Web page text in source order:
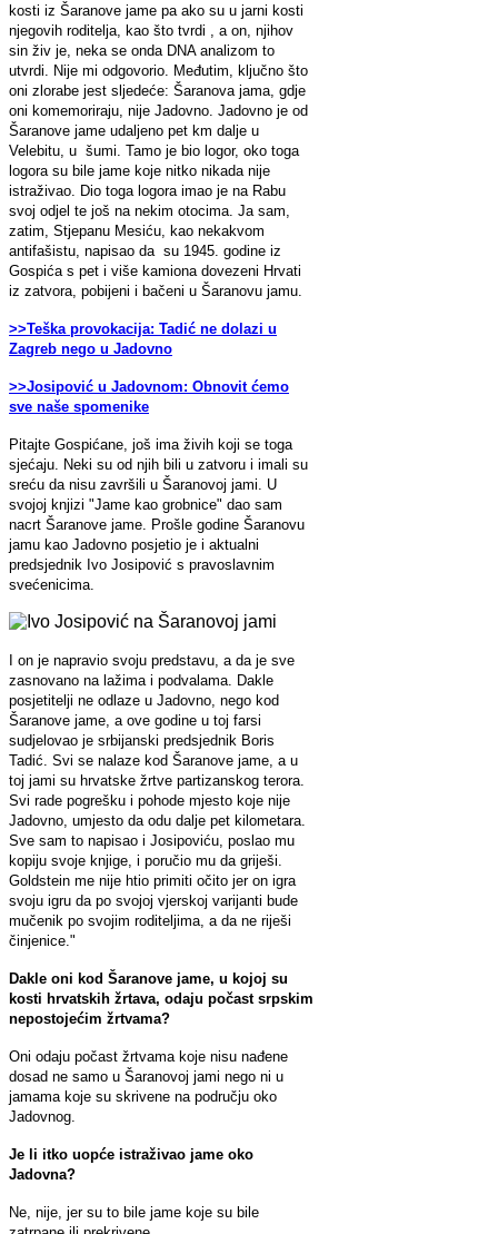
kosti iz Šaranove jame pa ako su u jarni kosti
njegovih roditelja, kao što tvrdi , a on, njihov
sin živ je, neka se onda DNA analizom to
utvrdi. Nije mi odgovorio. Međutim, ključno što
oni zlorabe jest sljedeće: Šaranova jama, gdje
oni komemoriraju, nije Jadovno. Jadovno je od
Šaranove jame udaljeno pet km dalje u
Velebitu, u šumi. Tamo je bio logor, oko toga
logora su bile jame koje nitko nikada nije
istraživao. Dio toga logora imao je na Rabu
svoj odjel te još na nekim otocima. Ja sam,
zatim, Stjepanu Mesiću, kao nekakvom
antifašistu, napisao da su 1945. godine iz
Gospića s pet i više kamiona dovezeni Hrvati
iz zatvora, pobijeni i bačeni u Šaranovu jamu.
>>Teška provokacija: Tadić ne dolazi u
Zagreb nego u Jadovno
>>Josipović u Jadovnom: Obnovit ćemo
sve naše spomenike
Pitajte Gospićane, još ima živih koji se toga
sjećaju. Neki su od njih bili u zatvoru i imali su
sreću da nisu završili u Šaranovoj jami. U
svojoj knjizi "Jame kao grobnice" dao sam
nacrt Šaranove jame. Prošle godine Šaranovu
jamu kao Jadovno posjetio je i aktualni
predsjednik Ivo Josipović s pravoslavnim
svećenicima.
I on je napravio svoju predstavu, a da je sve
zasnovano na lažima i podvalama. Dakle
posjetitelji ne odlaze u Jadovno, nego kod
Šaranove jame, a ove godine u toj farsi
sudjelovao je srbijanski predsjednik Boris
Tadić. Svi se nalaze kod Šaranove jame, a u
toj jami su hrvatske žrtve partizanskog terora.
Svi rade pogrešku i pohode mjesto koje nije
Jadovno, umjesto da odu dalje pet kilometara.
Sve sam to napisao i Josipoviću, poslao mu
kopiju svoje knjige, i poručio mu da griješi.
Goldstein me nije htio primiti očito jer on igra
svoju igru da po svojoj vjerskoj varijanti bude
mučenik po svojim roditeljima, a da ne riješi
činjenice."
Dakle oni kod Šaranove jame, u kojoj su
kosti hrvatskih žrtava, odaju počast srpskim
nepostojećim žrtvama?
Oni odaju počast žrtvama koje nisu nađene
dosad ne samo u Šaranovoj jami nego ni u
jamama koje su skrivene na području oko
Jadovnog.
Je li itko uopće istraživao jame oko
Jadovna?
Ne, nije, jer su to bile jame koje su bile